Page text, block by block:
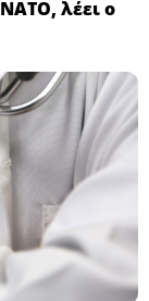
λέει ο